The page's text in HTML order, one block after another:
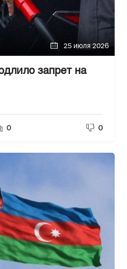
25 июля 2026
запрет на
0 0